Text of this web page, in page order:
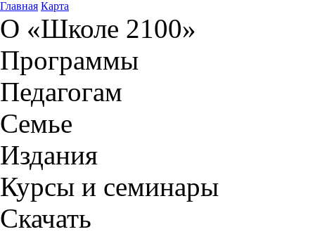
Главная Карта
О «Школе 2100»
Программы
Педагогам
Семье
Издания
Курсы и семинары
Скачать